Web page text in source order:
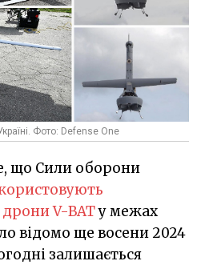
Фото: Defense One
що Сили оборони
V-BATу межах
відомо ще восени 2024
залишається